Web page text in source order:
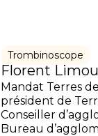
Trombinoscope
Florent
Mandat Terres
président de
Conseiller
Bureau